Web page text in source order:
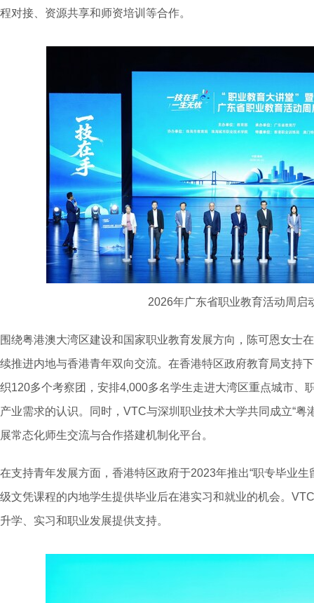
程对接、资源共享和师资培训等合作。
2026年广东省职业教育活动周启
围绕粤港澳大湾区建设和国家职业教育发展方向，陈可恩女士
续推进内地与香港青年双向交流。在香港特区政府教育局支持
织120多个考察团，安排4,000多名学生走进大湾区重点城市、
产业需求的认识。同时，VTC与深圳职业技术大学共同成立“粤
展常态化师生交流与合作搭建机制化平台。
在支持青年发展方面，香港特区政府于2023年推出“职专毕业
级文凭课程的内地学生提供毕业后在港实习和就业的机会。
升学、实习和职业发展提供支持。